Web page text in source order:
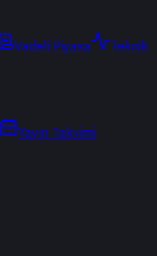
Vadeli Piyasa
Teknik
Yayın Takvimi